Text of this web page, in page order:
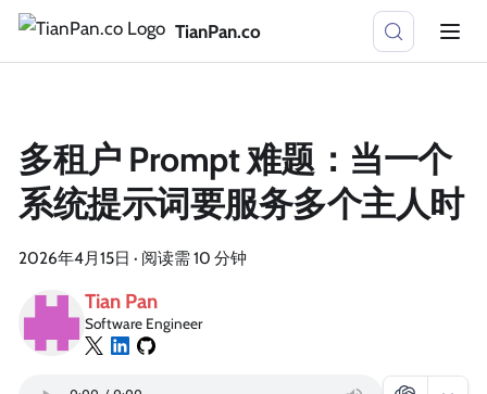
TianPan.co
多租户 Prompt 难题：当一个
系统提示词要服务多个主人时
2026年4月15日 · 阅读需 10 分钟
Tian Pan
Software Engineer